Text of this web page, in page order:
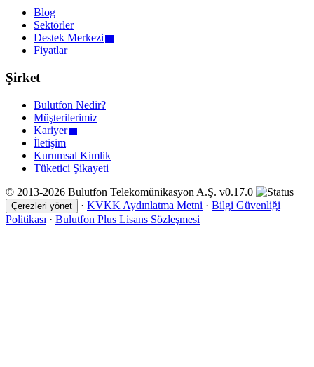
Blog
Sektörler
Destek Merkezi
Fiyatlar
Şirket
Bulutfon Nedir?
Müşterilerimiz
Kariyer
İletişim
Kurumsal Kimlik
Tüketici Şikayeti
© 2013-2026 Bulutfon Telekomünikasyon A.Ş. v0.17.0
Çerezleri yönet · KVKK Aydınlatma Metni · Bilgi Güvenliği
Politikası · Bulutfon Plus Lisans Sözleşmesi